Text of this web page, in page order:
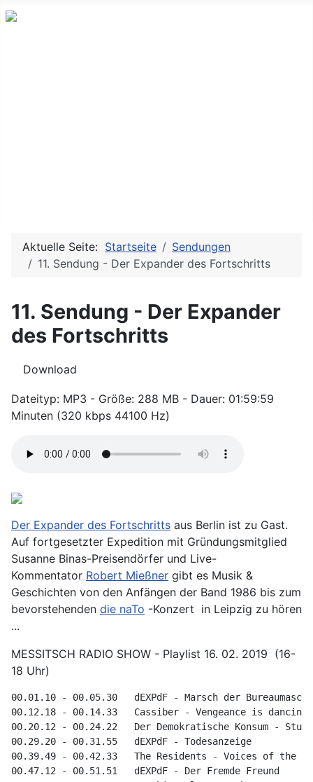
Aktuelle Seite: Startseite
Sendungen
11. Sendung - Der Expander des Fortschritts
11. Sendung - Der Expander
des Fortschritts
Download
Dateityp: MP3 - Größe: 288 MB - Dauer: 01:59:59
Minuten (320 kbps 44100 Hz)
Der Expander des Fortschritts aus Berlin ist zu Gast.
Auf fortgesetzter Expedition mit Gründungsmitglied
Susanne Binas-Preisendörfer und Live-
Kommentator Robert Mießner gibt es Musik &
Geschichten von den Anfängen der Band 1986 bis zum
bevorstehenden die naTo -Konzert in Leipzig zu hören
...
MESSITSCH RADIO SHOW - Playlist 16. 02. 2019 (16-
18 Uhr)
00.01.10 - 00.05.30   dEXPdF - Marsch der
00.12.18 - 00.14.33   Cassiber - Vengeance is dancing
00.20.12 - 00.24.22   Der Demokratische Konsum -
00.29.20 - 00.31.55   dEXPdF - Todesanzeige
00.39.49 - 00.42.33   The Residents - Voices of the
00.47.12 - 00.51.51   dEXPdF - Der Fremde Freund